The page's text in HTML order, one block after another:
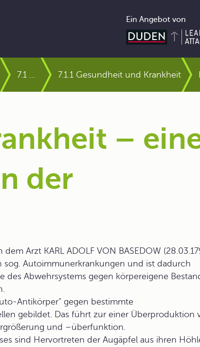
Ein Angebot von
7.1.1 Gesundheit und Krankheit
–
der
Arzt KARL ADOLF VON BASEDOW
sog. Autoimmunerkrankungen und ist dadurch
des Abwehrsystems gegen körpereigene
Antikörper“ gegen bestimmte
gebildet. Das führt zur einer Überproduktion
und –überfunktion.
sind Hervortreten der Augäpfel aus ihren